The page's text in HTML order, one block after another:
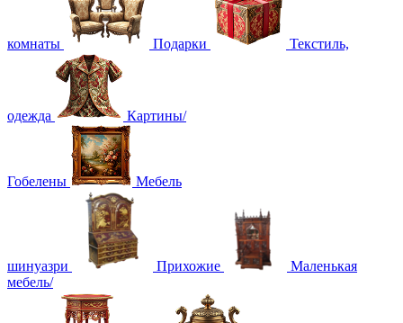
комнаты Подарки Текстиль,
одежда Картины/
Гобелены Мебель
шинуазри Прихожие
Маленькая
мебель/